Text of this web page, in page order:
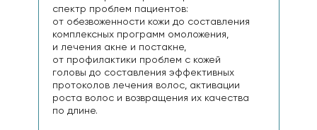
спектр проблем пациентов:
от обезвоженности кожи до составления
комплексных программ омоложения,
и лечения акне и постакне,
от профилактики проблем с кожей
головы до составления эффективных
протоколов лечения волос, активации
роста волос и возвращения их качества
по длине.